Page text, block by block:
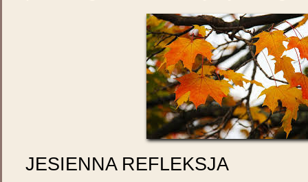
JESIENNA REFLEKSJA